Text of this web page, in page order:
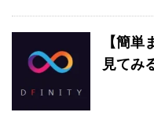
【簡
見てみ